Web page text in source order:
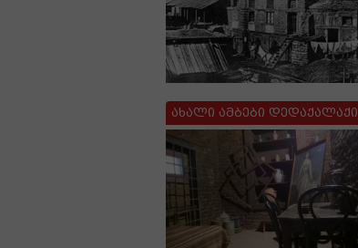
ახალი ამბები დედაქალაქი